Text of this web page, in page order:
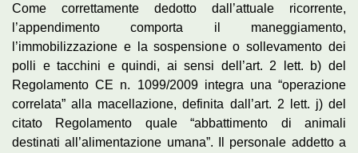
Come correttamente dedotto dall’attuale ricorrente,
l’appendimento comporta il maneggiamento,
l’immobilizzazione e la sospensione o sollevamento dei
polli e tacchini e quindi, ai sensi dell’art. 2 lett. b) del
Regolamento CE n. 1099/2009 integra una “operazione
correlata” alla macellazione, definita dall’art. 2 lett. j) del
citato Regolamento quale “abbattimento di animali
destinati all’alimentazione umana”. Il personale addetto a